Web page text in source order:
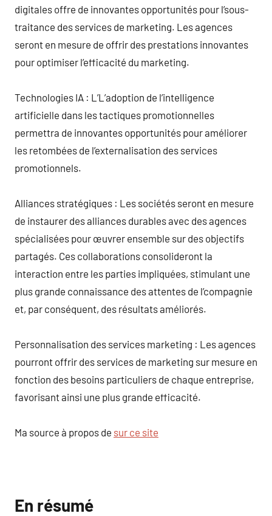
digitales offre de innovantes opportunités pour l’sous-
traitance des services de marketing. Les agences
seront en mesure de offrir des prestations innovantes
pour optimiser l’efficacité du marketing.
Technologies IA : L’L’adoption de l’intelligence
artificielle dans les tactiques promotionnelles
permettra de innovantes opportunités pour améliorer
les retombées de l’externalisation des services
promotionnels.
Alliances stratégiques : Les sociétés seront en mesure
de instaurer des alliances durables avec des agences
spécialisées pour œuvrer ensemble sur des objectifs
partagés. Ces collaborations consolideront la
interaction entre les parties impliquées, stimulant une
plus grande connaissance des attentes de l’compagnie
et, par conséquent, des résultats améliorés.
Personnalisation des services marketing : Les agences
pourront offrir des services de marketing sur mesure en
fonction des besoins particuliers de chaque entreprise,
favorisant ainsi une plus grande efficacité.
Ma source à propos de sur ce site
En résumé